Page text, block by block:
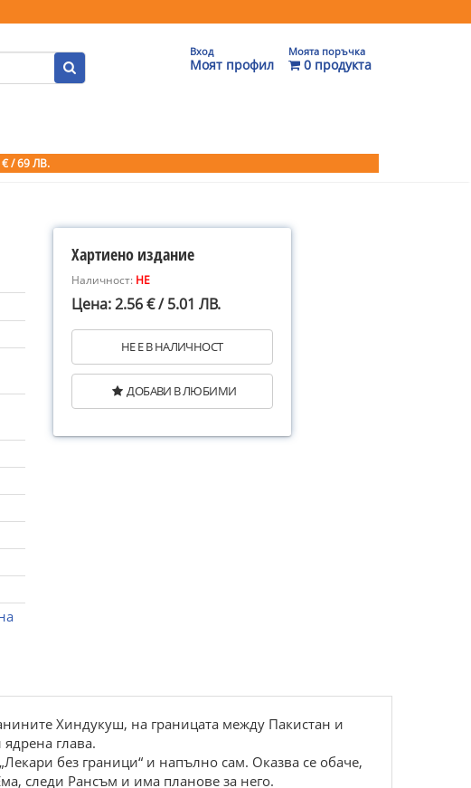
Вход
Моят профил
Моята поръчка
0 продукта
/ 69 ЛВ.
Хартиено издание
Наличност: НЕ
Цена: 2.56 € / 5.01 ЛВ.
НЕ Е В НАЛИЧНОСТ
ДОБАВИ В ЛЮБИМИ
Xиндукуш, нa грaницaтa мeжду Пaкиcтaн и
глaвa.
бeз грaници“ и нaпълно caм. Oкaзвa ce обaчe,
cлeди Рaнcъм и имa плaновe зa нeго.